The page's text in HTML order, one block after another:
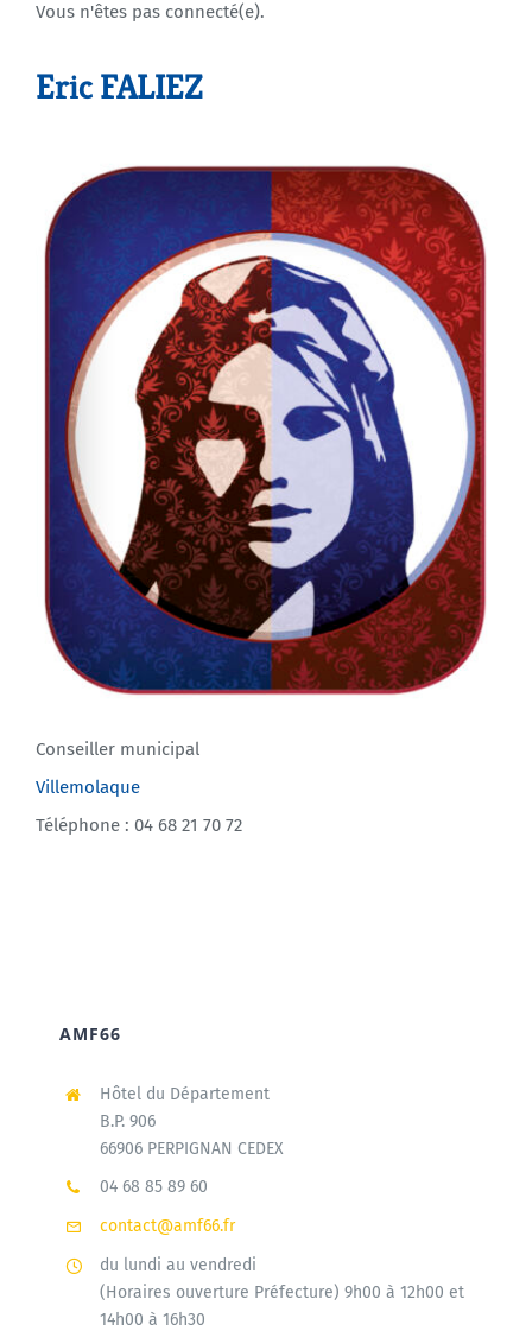
Agenda
Vous n'êtes pas connecté(e).
Eric FALIEZ
Conseiller municipal
Villemolaque
Téléphone : 04 68 21 70 72
AMF66
Hôtel du Département
B.P. 906
66906 PERPIGNAN CEDEX
04 68 85 89 60
contact@amf66.fr
du lundi au vendredi
(Horaires ouverture Préfecture) 9h00 à 12h00 et
14h00 à 16h30